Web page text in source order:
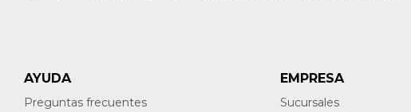
AYUDA
Preguntas frecuentes
EMPRESA
Sucursales